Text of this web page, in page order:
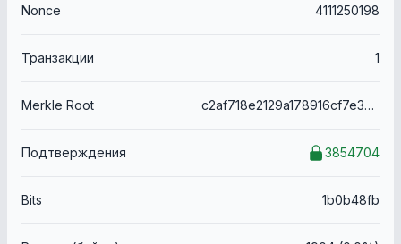
Nonce 4111250198
Транзакции 1
Merkle Root c2af718e2129a178916cf7e35df9969a90307ea9d872c84ee5089f8b309f8ff9
Подтверждения 3854704
Bits 1b0b48fb